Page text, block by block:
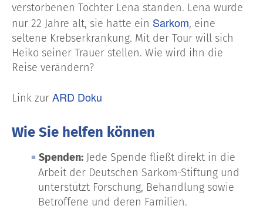
verstorbenen Tochter Lena standen. Lena wurde
nur 22 Jahre alt, sie hatte ein Sarkom, eine
seltene Krebserkrankung. Mit der Tour will sich
Heiko seiner Trauer stellen. Wie wird ihn die
Reise verändern?
Link zur ARD Doku
Wie Sie helfen können
Spenden: Jede Spende fließt direkt in die
Arbeit der Deutschen Sarkom-Stiftung und
unterstützt Forschung, Behandlung sowie
Betroffene und deren Familien.